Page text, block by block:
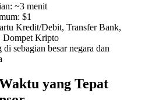
mulia, dan komoditas
: ~3 menit
: $1
Kredit/Debit, Transfer Bank,
Dompet Kripto
sebagian besar negara dan
yang Tepat